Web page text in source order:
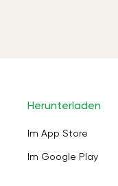
Herunterladen
Im App Store
Im Google Play